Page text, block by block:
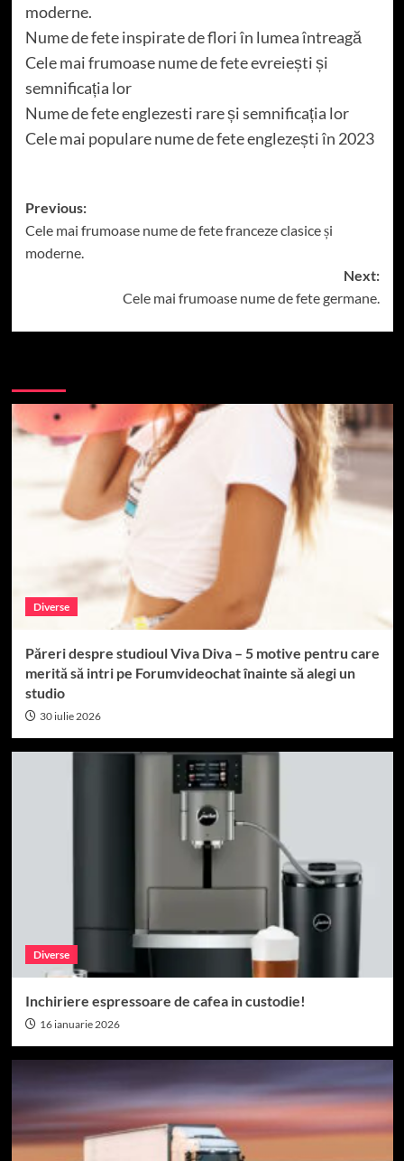
moderne.
Nume de fete inspirate de flori în lumea întreagă
Cele mai frumoase nume de fete evreiești și
semnificația lor
Nume de fete englezesti rare și semnificația lor
Cele mai populare nume de fete englezești în 2023
Post
navigation
Previous:
Cele mai frumoase nume de fete franceze clasice și
moderne.
Next:
Cele mai frumoase nume de fete germane.
Diverse
Păreri despre studioul Viva Diva – 5 motive pentru care
merită să intri pe Forumvideochat înainte să alegi un
studio
30 iulie 2026
Diverse
Inchiriere espressoare de cafea in custodie!
16 ianuarie 2026